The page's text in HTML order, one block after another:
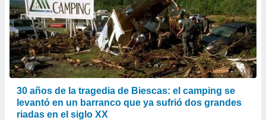
crear un
uso de
la
contenido
medir el
de la
el
30 años de la tragedia de Biescas: el camping se
levantó en un barranco que ya sufrió dos grandes
riadas en el siglo XX